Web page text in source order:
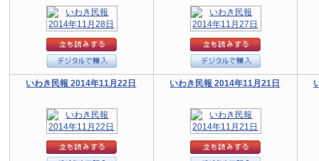
いわき民報 2014年11月22日 いわき民報 2014年11月21日